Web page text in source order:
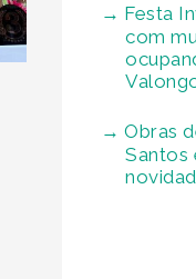
Festa
com
Obras
Santos